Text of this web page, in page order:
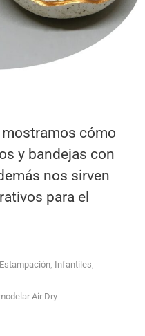
cómo
y bandejas con
nos sirven
para el
Estampación, Infantiles
Air Dry